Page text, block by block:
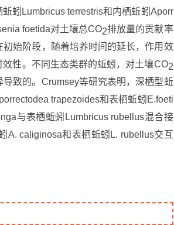
蚓Lumbricus terrestris和内栖蚯蚓Aporr
foetida对土壤总CO2排放量的贡献率
始阶段，随着培养时间的延长，作用效
性。不同生态类群的蚯蚓，对土壤CO2
致的。Crumsey等研究表明，深栖型蚯
trapezoides和表栖蚯蚓E.foeti
与表栖蚯蚓Lumbricus rubellus混合接
A. caliginosa和表栖蚯蚓L. rubellus交互